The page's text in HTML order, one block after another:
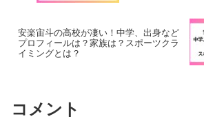
安楽宙斗の高校が凄い！中学、出身など
プロフィールは？家族は？スポーツクラ
イミングとは？
コメント